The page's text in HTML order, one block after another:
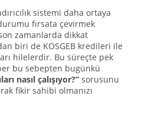
sistemi daha ortaya
fırsata çevirmek
zamanlarda dikkat
biri de KOSGEB kredileri ile
hilelerdir. Bu süreçte pek
bu sebepten bugünkü
nasıl çalışıyor?” sorusunu
fikir sahibi olmanızı